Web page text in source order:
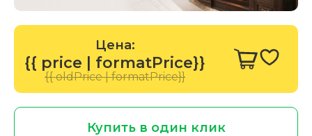
Цена:
{{ price | formatPrice}}
{{ oldPrice | formatPrice}}
Купить в один клик